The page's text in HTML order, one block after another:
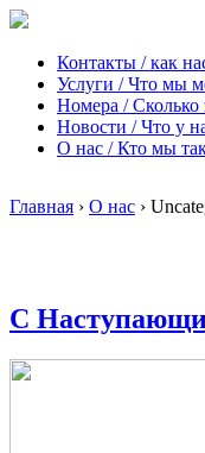
Контакты / как
Услуги / Что мы
Номера / Сколько
Новости / Что у
О нас / Кто мы
Главная › О нас ›
С